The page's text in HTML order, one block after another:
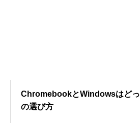
ChromebookとWindowsはどっ
の選び方